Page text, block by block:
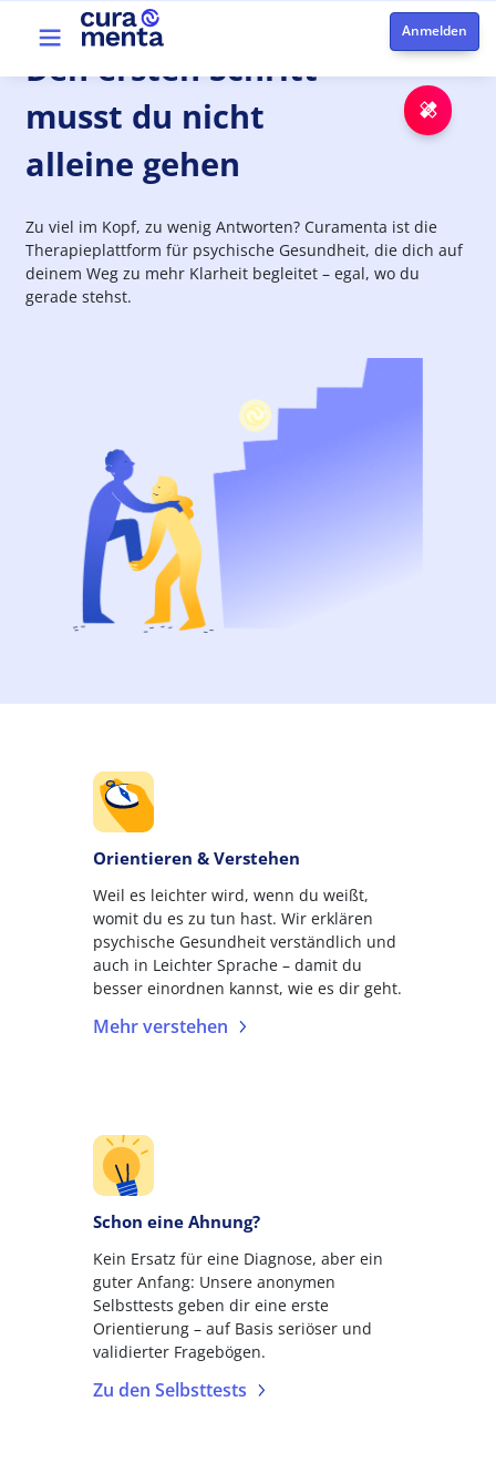
Direkt zum Inhalt
Top menu
DenerstenSchritt
musst du nicht
alleine gehen
Zu viel im Kopf, zu wenig Antworten? Curamenta ist die
Therapieplattform für psychische Gesundheit, die dich auf
deinem Weg zu mehr Klarheit begleitet – egal, wo du
gerade stehst.
Orientieren & Verstehen
Weil es leichter wird, wenn du weißt,
womit du es zu tun hast. Wir erklären
psychische Gesundheit verständlich und
auch in Leichter Sprache – damit du
besser einordnen kannst, wie es dir geht.
Mehr verstehen
Schon eine Ahnung?
Kein Ersatz für eine Diagnose, aber ein
guter Anfang: Unsere anonymen
Selbsttests geben dir eine erste
Orientierung – auf Basis seriöser und
validierter Fragebögen.
Zu den Selbsttests